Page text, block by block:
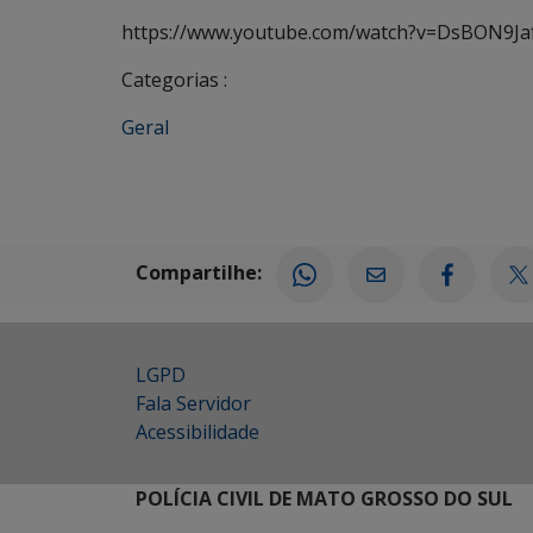
https://www.youtube.com/
Categorias :
Geral
Compartilhe:
LGPD
Fala Servidor
Acessibilidade
POLÍCIA CIVIL DE MATO GROSSO DO SUL